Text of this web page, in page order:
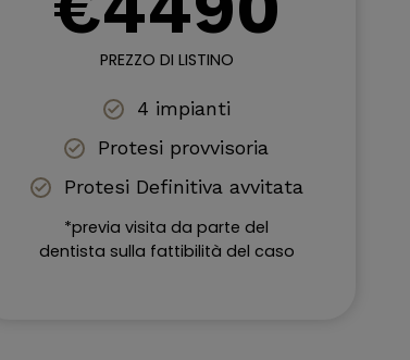
PREZZO DI LISTINO
4 impianti
Protesi provvisoria
Protesi Definitiva avvitata
*previa visita da parte del
dentista sulla fattibilità del caso